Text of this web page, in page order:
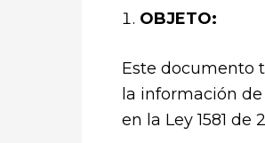
OBJETO:
Este documento
la información
en la Ley 1581 de